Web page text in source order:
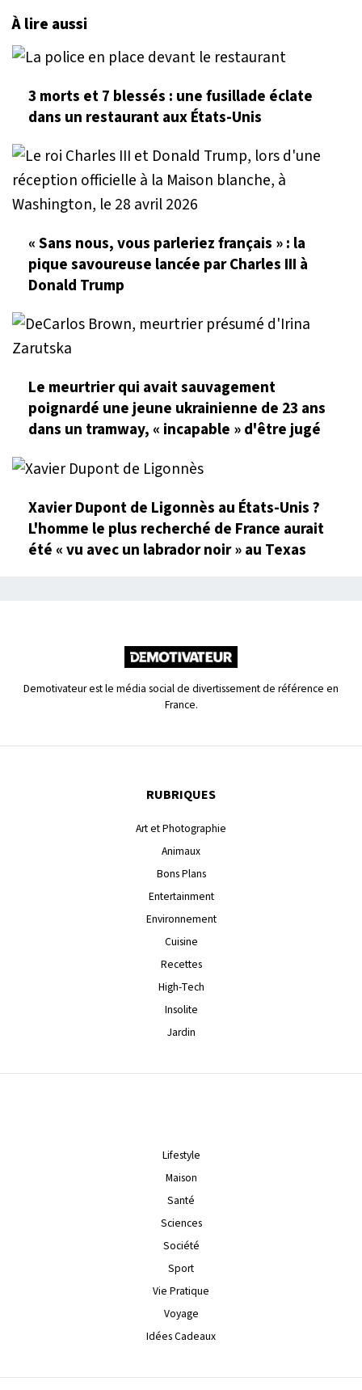
À lire aussi
3 morts et 7 blessés : une fusillade éclate
dans un restaurant aux États-Unis
« Sans nous, vous parleriez français » : la
pique savoureuse lancée par Charles III à
Donald Trump
Le meurtrier qui avait sauvagement
poignardé une jeune ukrainienne de 23 ans
dans un tramway, « incapable » d'être jugé
Xavier Dupont de Ligonnès au États-Unis ?
L'homme le plus recherché de France aurait
été « vu avec un labrador noir » au Texas
Demotivateur est le média social de divertissement de référence en
France.
RUBRIQUES
Art et Photographie
Animaux
Bons Plans
Entertainment
Environnement
Cuisine
Recettes
High-Tech
Insolite
Jardin
Lifestyle
Maison
Santé
Sciences
Société
Sport
Vie Pratique
Voyage
Idées Cadeaux